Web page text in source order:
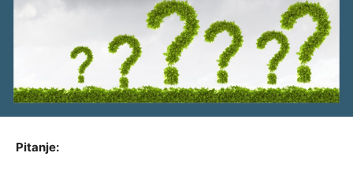
Pitanje: